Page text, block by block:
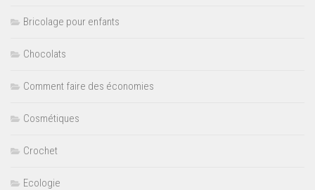
Bricolage pour enfants
Chocolats
Comment faire des économies
Cosmétiques
Crochet
Ecologie